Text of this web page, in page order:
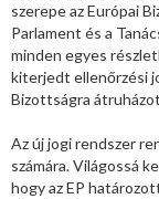
szerepe az Európai
Parlament és a
minden egyes
kiterjedt ellenőrzési
Bizottságra
Az új jogi rendszer
számára. Világossá
hogy az EP